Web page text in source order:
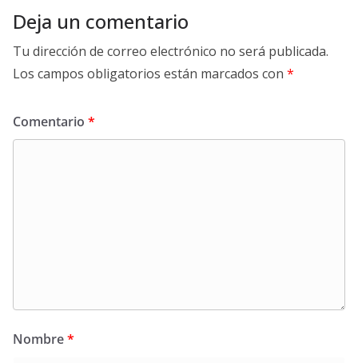
Deja un comentario
Tu dirección de correo electrónico no será publicada.
Los campos obligatorios están marcados con *
Comentario *
Nombre*